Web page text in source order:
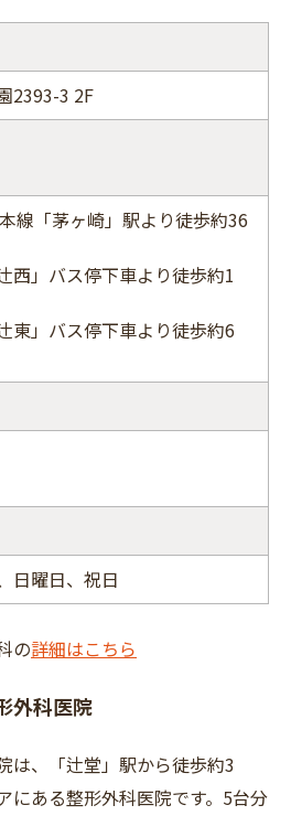
2393-3 2F
線「茅ヶ崎」駅より徒歩約36
西」バス停下車より徒歩約1
東」バス停下車より徒歩約6
日曜日、祝日
の詳細はこちら
外科医院
は、「辻堂」駅から徒歩約3
にある整形外科医院です。5台分